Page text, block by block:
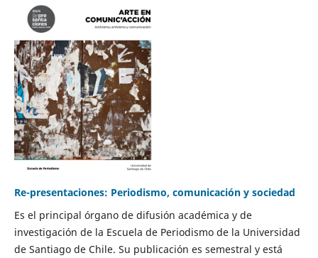
Re-presentaciones: Periodismo, comunicación y sociedad
Es el principal órgano de difusión académica y de
investigación de la Escuela de Periodismo de la Universidad
de Santiago de Chile. Su publicación es semestral y está